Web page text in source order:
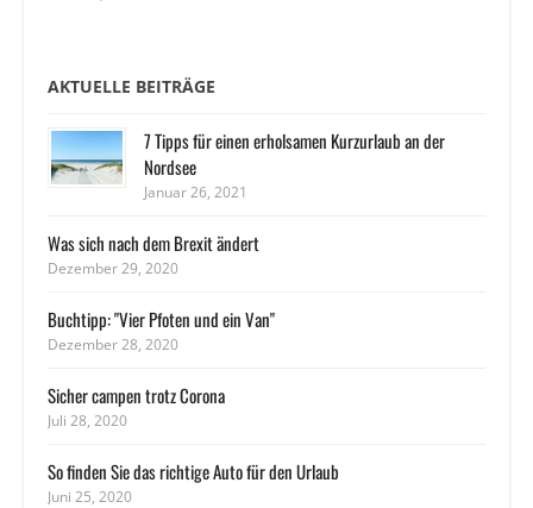
AKTUELLE BEITRÄGE
7 Tipps für einen erholsamen Kurzurlaub an der
Nordsee
Januar 26, 2021
Was sich nach dem Brexit ändert
Dezember 29, 2020
Buchtipp: "Vier Pfoten und ein Van"
Dezember 28, 2020
Sicher campen trotz Corona
Juli 28, 2020
So finden Sie das richtige Auto für den Urlaub
Juni 25, 2020